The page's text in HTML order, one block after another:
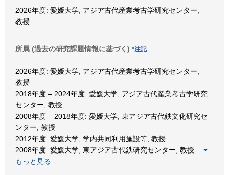
2026年度: 愛媛大学, アジア古代産業考古学研究センター,
教授
所属 (過去の研究課題情報に基づく) *注記
2026年度: 愛媛大学, アジア古代産業考古学研究センター,
教授
2018年度 – 2024年度: 愛媛大学, アジア古代産業考古学研究
センター, 教授
2008年度 – 2018年度: 愛媛大学, 東アジア古代鉄文化研究セ
ンター, 教授
2012年度: 愛媛大学, 学内共同利用施設等, 教授
2008年度: 愛媛大学, 東アジア古代鉄研究センター, 教授
もっと見る